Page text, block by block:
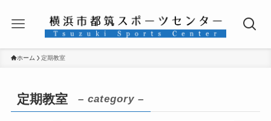
ホーム 定期教室
定期教室 – category –